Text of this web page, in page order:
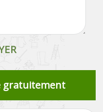
gratuitement